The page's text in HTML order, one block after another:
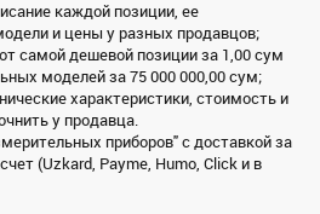
каждой позиции, ее
и цены у разных продавцов;
самой дешевой позиции за 1,00 сум
моделей за 75 000 000,00 сум;
характеристики, стоимость и
у продавца.
приборов" с доставкой за
(Uzkard, Payme, Humo, Click и в